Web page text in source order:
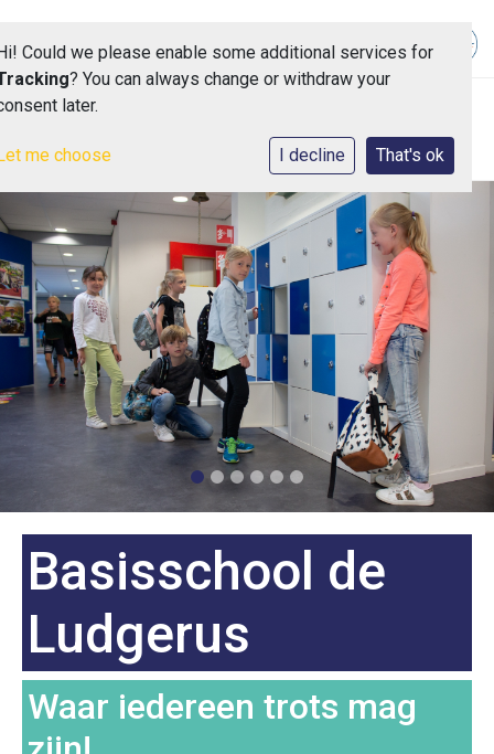
Basisschool de
Ludgerus
Waar iedereen trots mag
Could we please enable some additional services for
? You can always change or withdraw your
later.
me choose I decline That's ok